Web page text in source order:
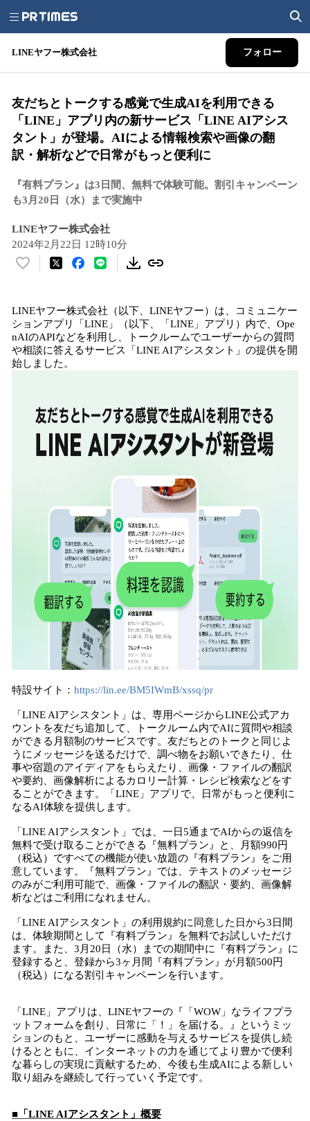
LINEヤフー株式会社 フォロー
友だちとトークする感覚で生成AIを利用できる
「LINE」アプリ内の新サービス「LINE AIアシス
タント」が登場。AIによる情報検索や画像の翻
訳・解析などで日常がもっと便利に
『有料プラン』は3日間、無料で体験可能。割引キャンペーン
も3月20日（水）まで実施中
LINEヤフー株式会社
2024年2月22日 12時10分
い
！
数
を
読
み
LINEヤフー株式会社（以下、LINEヤフー）は、コミュニケー
ションアプリ「LINE」（以下、「LINE」アプリ）内で、Ope
nAIのAPIなどを利用し、トークルームでユーザーからの質問
や相談に答えるサービス「LINE AIアシスタント」の提供を開
始しました。
特設サイト： https://lin.ee/BM5IWmB/xssq/pr
「LINE AIアシスタント」は、専用ページからLINE公式アカ
ウントを友だち追加して、トークルーム内でAIに質問や相談
ができる月額制のサービスです。友だちとのトークと同じよ
うにメッセージを送るだけで、調べ物をお願いできたり、仕
事や宿題のアイディアをもらえたり、画像・ファイルの翻訳
や要約、画像解析によるカロリー計算・レシピ検索などをす
ることができます。「LINE」アプリで、日常がもっと便利に
なるAI体験を提供します。
「LINE AIアシスタント」では、一日5通までAIからの返信を
無料で受け取ることができる『無料プラン』と、月額990円
（税込）ですべての機能が使い放題の『有料プラン』をご用
意しています。『無料プラン』では、テキストのメッセージ
のみがご利用可能で、画像・ファイルの翻訳・要約、画像解
析などはご利用になれません。
「LINE AIアシスタント」の利用規約に同意した日から3日間
は、体験期間として『有料プラン』を無料でお試しいただけ
ます。また、3月20日（水）までの期間中に『有料プラン』に
登録すると、登録から3ヶ月間『有料プラン』が月額500円
（税込）になる割引キャンペーンを行います。
「LINE」アプリは、LINEヤフーの『「WOW」なライフプラ
ットフォームを創り、日常に「！」を届ける。』というミッ
ションのもと、ユーザーに感動を与えるサービスを提供し続
けるとともに、インターネットの力を通じてより豊かで便利
な暮らしの実現に貢献するため、今後も生成AIによる新しい
取り組みを継続して行っていく予定です。
■「LINE AIアシスタント」概要